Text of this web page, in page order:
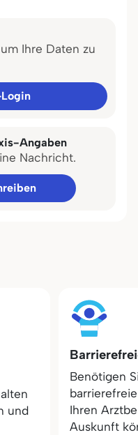
Ihre Daten zu
Angaben
Nachricht.
und
Benötigen
Ihren
Auskunft